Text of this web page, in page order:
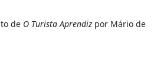
de O Turista Aprendiz por Mário de